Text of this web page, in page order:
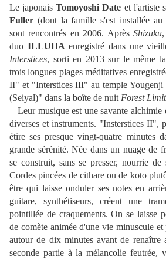
Le japonaisTomoyoshi Date et l'artiste
Fuller (dont la famille s'est installée au
sont rencontrés en 2006. AprèsShizuku
duo ILLUHA enregistré dans une
Interstices, sorti en 2013 sur le même
trois longues plages méditatives
II" et "Interstices III" au temple
(Seiyal)" dans la boîte de nuit Forest Limit
Leur musique est une savante alchimie
diverses et instruments. "Insterstices II",
étire ses presque vingt-quatre minutes
grande sérénité. Née dans un nuage de
se construit, sans se presser, nourrie de
Cordes pincées de cithare ou de koto
être qui laisse onduler ses notes en
guitare, synthétiseurs, créent une
pointillée de craquements. On se laisse
de comète animée d'une vie minuscule
autour de dix minutes avant de renaître
seconde partie à la mélancolie feutrée,